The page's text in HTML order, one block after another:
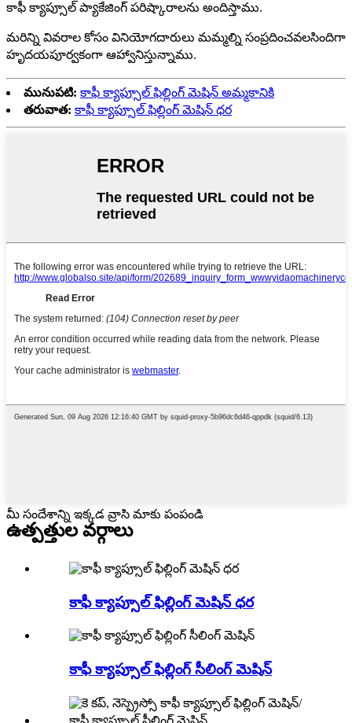
కాఫీ క్యాప్సూల్ ప్యాకేజింగ్ పరిష్కారాలను అందిస్తాము.
మరిన్ని వివరాల కోసం వినియోగదారులు మమ్మల్ని సంప్రదించవలసిందిగా
హృదయపూర్వకంగా ఆహ్వానిస్తున్నాము.
మునుపటి: కాఫీ క్యాప్సూల్ ఫిల్లింగ్ మెషిన్ అమ్మకానికి
తరువాత: కాఫీ క్యాప్సూల్ ఫిల్లింగ్ మెషిన్ ధర
మీ సందేశాన్ని ఇక్కడ వ్రాసి మాకు పంపండి
ఉత్పత్తుల వర్గాలు
కాఫీ క్యాప్సూల్ ఫిల్లింగ్ మెషిన్ ధర
కాఫీ క్యాప్సూల్ ఫిల్లింగ్ సీలింగ్ మెషిన్